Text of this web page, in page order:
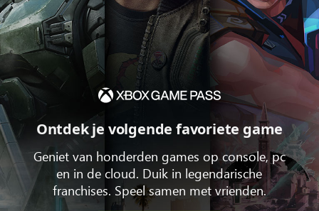
Ontdek je volgende favoriete game
Geniet van honderden games op console, pc
en in de cloud. Duik in legendarische
franchises. Speel samen met vrienden.